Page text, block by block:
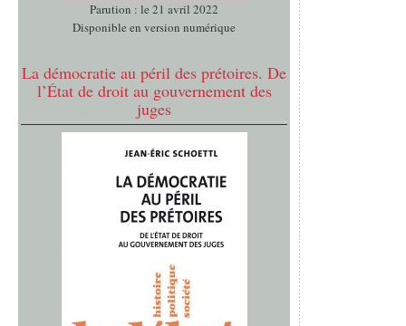
Parution : le 21 avril 2022
Disponible en version numérique
La démocratie au péril des prétoires. De
l’État de droit au gouvernement des
juges